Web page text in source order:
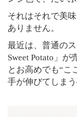
それはそれで美
ありません。
最近は、普通の
Sweet Potato」
とお高めでも“こ
手が伸びてしまう